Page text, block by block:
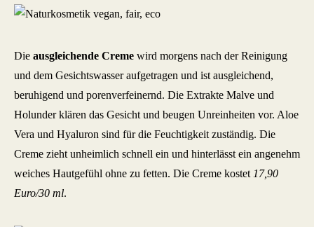
Die ausgleichende Creme wird morgens nach der Reinigung
und dem Gesichtswasser aufgetragen und ist ausgleichend,
beruhigend und porenverfeinernd. Die Extrakte Malve und
Holunder klären das Gesicht und beugen Unreinheiten vor. Aloe
Vera und Hyaluron sind für die Feuchtigkeit zuständig. Die
Creme zieht unheimlich schnell ein und hinterlässt ein angenehm
weiches Hautgefühl ohne zu fetten. Die Creme kostet 17,90
Euro/30 ml.